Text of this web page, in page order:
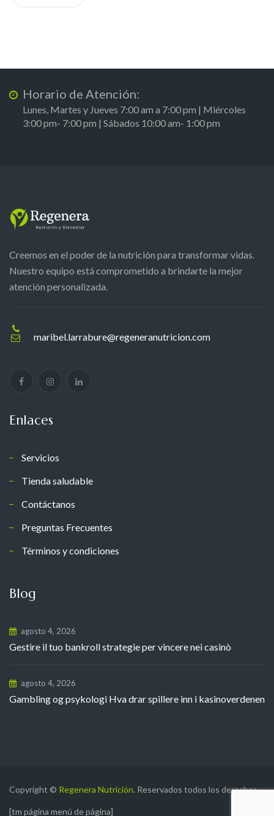
Horario de Atención:
Lunes, Martes y Jueves 7:00 am a 7:00 pm | Miércoles
3:00 pm- 7:00 pm | Sábados 10:00 am- 1:00 pm
Creemos en el poder de la nutrición para transformar vidas.
Nuestro equipo está comprometido a brindarte la mejor
atención personalizada.
maribel.larrabure@regeneranutricion.com
Enlaces
Servicios
Tienda saludable
Contáctanos
Preguntas Frecuentes
Términos y condiciones
Blog
agosto 4, 2026
Gestire il tuo bankroll strategie per vincere nei casinò
agosto 4, 2026
Gambling og psykologi Hva drar spillere inn i kasinoverdenen
Copyright © Regenera Nutrición. Reservados todos los derechos
[tm página menú de página]